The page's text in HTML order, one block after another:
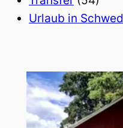
Urlaub in